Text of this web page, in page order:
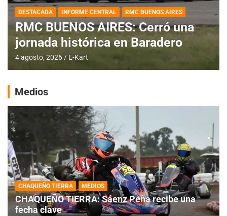
DESTACADA INFORME CENTRAL RMC BUENOS AIRES
RMC BUENOS AIRES: Cerró una
jornada histórica en Baradero
4 agosto, 2026 E-Kart
Medios
CHAQUEÑO TIERRA MEDIOS
CHAQUEÑO TIERRA: Sáenz Peña recibe una
fecha clave